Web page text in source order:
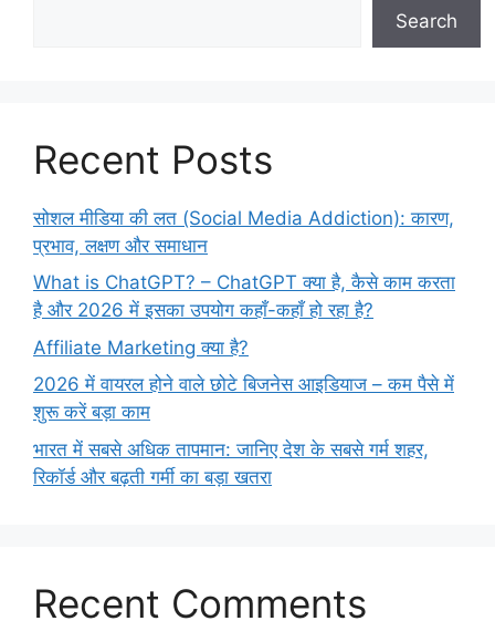
Search
Recent Posts
सोशल मीडिया की लत (Social Media Addiction): कारण,
प्रभाव, लक्षण और समाधान
What is ChatGPT? – ChatGPT क्या है, कैसे काम करता
है और 2026 में इसका उपयोग कहाँ-कहाँ हो रहा है?
Affiliate Marketing क्या है?
2026 में वायरल होने वाले छोटे बिजनेस आइडियाज – कम पैसे में
शुरू करें बड़ा काम
भारत में सबसे अधिक तापमान: जानिए देश के सबसे गर्म शहर,
रिकॉर्ड और बढ़ती गर्मी का बड़ा खतरा
Recent Comments